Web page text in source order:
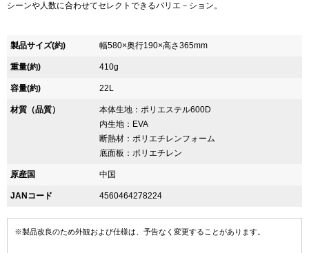
シーンや人数に合わせてセレクトできるバリエ－ション。
製品サイズ(約) 幅580×奥行190×高さ365mm
重量(約) 410g
容量(約) 22L
材質（品質）
本体生地：ポリエステル600D
内生地：EVA
断熱材：ポリエチレンフォーム
底面板：ポリエチレン
原産国 中国
JANコード 4560464278224
※製品改良のため外観および仕様は、予告なく変更することがあります。